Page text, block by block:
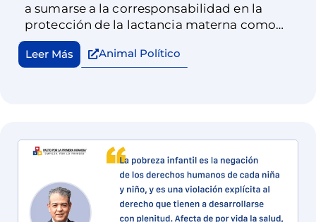
a sumarse a la corresponsabilidad en la
protección de la lactancia materna como
derecho humano.
Leer Más Animal Político